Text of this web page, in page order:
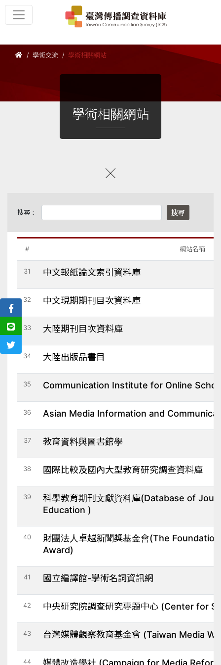
學術交流 學術相關網站
學術相關網站
搜尋： 搜尋
# 網站名稱
31 中文報紙論文索引資料庫
32 中文現期期刊目次資料庫
33 大陸期刊目次資料庫
34 大陸出版品書目
35 Communication Institute for Online
36 Asian Media Information and
37 教育資料與圖書館學
38 國際比較及國內大型教育研究調查資料庫
39
科學教育期刊文獻資料庫(Database of
Education )
40
財團法人卓越新聞獎基金會(The
Award)
41 國立編譯館-學術名詞資訊網
42 中央研究院調查研究專題中心 (Center for
43 台灣媒體觀察教育基金會 (Taiwan Media
44 媒體改造學社 (Campaign for Media